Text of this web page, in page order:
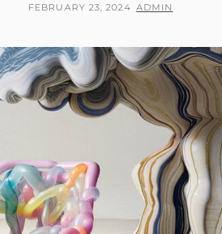
POSTED
FEBRUARY 23, 2024 BY
ADMIN